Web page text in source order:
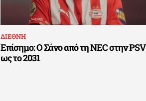
ΔΙΕΘΝΗ
Επίσημο: Ο Σάνο από τη NEC στην PSV
ως το 2031